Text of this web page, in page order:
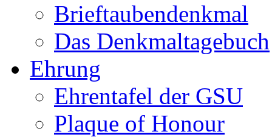
Brieftaubendenkmal
Das Denkmaltagebuch
Ehrung
Ehrentafel der GSU
Plaque of Honour